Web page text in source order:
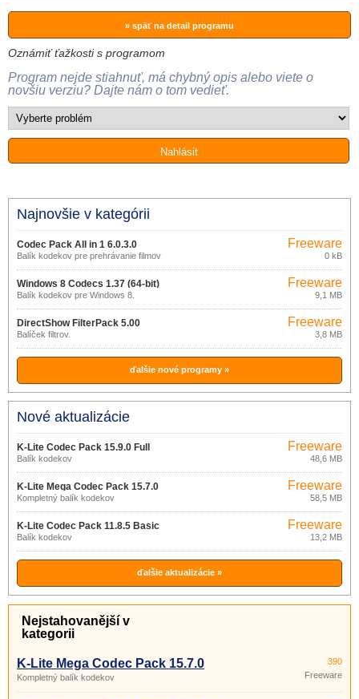
» späť na detail programu
Oznámiť ťažkosti s programom
Program nejde stiahnuť, má chybný opis alebo viete o
novšiu verziu? Dajte nám o tom vedieť.
Najnovšie v kategórii
Codec Pack All in 1 6.0.3.0
Balík kodekov pre prehrávanie filmov
Freeware
0 kB
Windows 8 Codecs 1.37 (64-bit)
Balík kodekov pre Windows 8.
Freeware
9,1 MB
DirectShow FilterPack 5.00
Balíček filtrov.
Freeware
3,8 MB
ďalšie nové programy »
Nové aktualizácie
K-Lite Codec Pack 15.9.0 Full
Balík kodekov
Freeware
48,6 MB
K-Lite Mega Codec Pack 15.7.0
Kompletný balík kodekov
Freeware
58,5 MB
K-Lite Codec Pack 11.8.5 Basic
Balík kodekov
Freeware
13,2 MB
ďalšie aktualizácie »
Nejstahovanější v
kategorii
K-Lite Mega Codec Pack 15.7.0
Kompletný balík kodekov
390
Freeware